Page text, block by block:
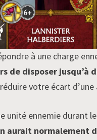
à une charge
de disposer jusqu’à
votre écart
unité ennemie durant
aurait normalement